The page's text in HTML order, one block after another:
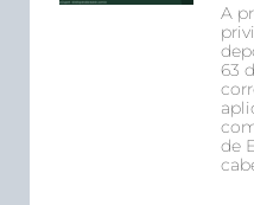
A
63
de